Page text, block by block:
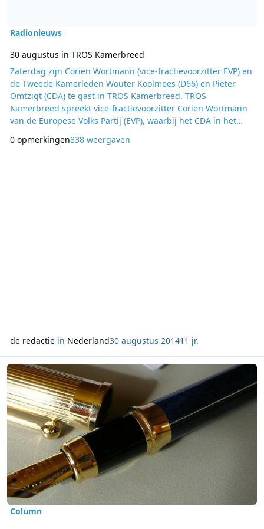
Radionieuws
30 augustus in TROS Kamerbreed
Zaterdag zijn Corien Wortmann (vice-fractievoorzitter EVP) en
de Tweede Kamerleden Wouter Koolmees (D66) en Pieter
Omtzigt (CDA) te gast in TROS Kamerbreed. TROS
Kamerbreed spreekt vice-fractievoorzitter Corien Wortmann
van de Europese Volks Partij (EVP), waarbij het CDA in het
Brussel. Deze wordt zaterdag gehouden. Naar verwachting
0 opmerkingen838 weergaven
de redactiein Nederland30 augustus 201411 jr.
Lees meer over Column Hans Knot: Misdaad op televisie een
Column